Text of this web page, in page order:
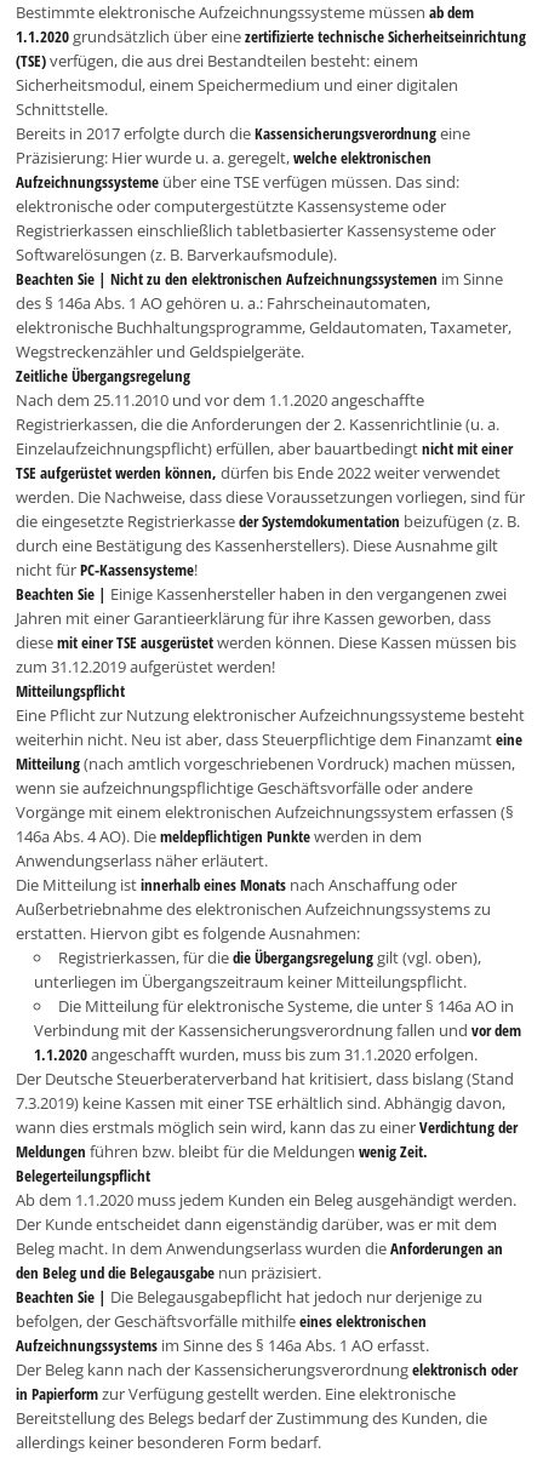
Bestimmte elektronische Aufzeichnungssysteme müssenab dem
1.1.2020grundsätzlich über einezertifizierte technische Sicherheitseinrichtung
(TSE)verfügen, die aus drei Bestandteilen besteht: einem
Sicherheitsmodul, einem Speichermedium und einer digitalen
Schnittstelle.
Bereits in 2017 erfolgte durch dieKassensicherungsverordnungeine
Präzisierung: Hier wurde u. a. geregelt,welche elektronischen
Aufzeichnungssysteme über eine TSE verfügen müssen. Das sind:
elektronische oder computergestützte Kassensysteme oder
Registrierkassen einschließlich tabletbasierter Kassensysteme oder
Softwarelösungen (z. B. Barverkaufsmodule).
Beachten Sie |Nicht zu den elektronischen Aufzeichnungssystemen im Sinne
des § 146a Abs. 1 AO gehören u. a.: Fahrscheinautomaten,
elektronische Buchhaltungsprogramme, Geldautomaten, Taxameter,
Wegstreckenzähler und Geldspielgeräte.
Zeitliche Übergangsregelung
Nach dem 25.11.2010 und vor dem 1.1.2020 angeschaffte
Registrierkassen, die die Anforderungen der 2. Kassenrichtlinie (u. a.
Einzelaufzeichnungspflicht) erfüllen, aber bauartbedingtnicht mit einer
TSE aufgerüstet werden können,dürfen bis Ende 2022 weiter verwendet
werden. Die Nachweise, dass diese Voraussetzungen vorliegen, sind für
die eingesetzte Registrierkasseder Systemdokumentation beizufügen (z. B.
durch eine Bestätigung des Kassenherstellers). Diese Ausnahme gilt
nicht fürPC-Kassensysteme!
Beachten Sie | Einige Kassenhersteller haben in den vergangenen zwei
Jahren mit einer Garantieerklärung für ihre Kassen geworben, dass
diesemit einer TSE ausgerüstetwerden können. Diese Kassen müssen bis
zum 31.12.2019 aufgerüstet werden!
Mitteilungspflicht
Eine Pflicht zur Nutzung elektronischer Aufzeichnungssysteme besteht
weiterhin nicht. Neu ist aber, dass Steuerpflichtige dem Finanzamteine
Mitteilung(nach amtlich vorgeschriebenen Vordruck) machen müssen,
wenn sie aufzeichnungspflichtige Geschäftsvorfälle oder andere
Vorgänge mit einem elektronischen Aufzeichnungssystem erfassen (§
146a Abs. 4 AO). Diemeldepflichtigen Punktewerden in dem
Anwendungserlass näher erläutert.
Die Mitteilung istinnerhalb eines Monats nach Anschaffung oder
Außerbetriebnahme des elektronischen Aufzeichnungssystems zu
erstatten. Hiervon gibt es folgende Ausnahmen:
Registrierkassen, für diedie Übergangsregelunggilt (vgl. oben),
unterliegen im Übergangszeitraum keiner Mitteilungspflicht.
Die Mitteilung für elektronische Systeme, die unter § 146a AO in
Verbindung mit der Kassensicherungsverordnung fallen undvor dem
1.1.2020angeschafft wurden, muss bis zum 31.1.2020 erfolgen.
Der Deutsche Steuerberaterverband hat kritisiert, dass bislang (Stand
7.3.2019) keine Kassen mit einer TSE erhältlich sind. Abhängig davon,
wann dies erstmals möglich sein wird, kann das zu einerVerdichtung der
Meldungen führen bzw. bleibt für die Meldungenwenig Zeit.
Belegerteilungspflicht
Ab dem 1.1.2020 muss jedem Kunden ein Beleg ausgehändigt werden.
Der Kunde entscheidet dann eigenständig darüber, was er mit dem
Beleg macht. In dem Anwendungserlass wurden dieAnforderungen an
den Beleg und die Belegausgabe nun präzisiert.
Beachten Sie | Die Belegausgabepflicht hat jedoch nur derjenige zu
befolgen, der Geschäftsvorfälle mithilfeeines elektronischen
Aufzeichnungssystems im Sinne des § 146a Abs. 1 AO erfasst.
Der Beleg kann nach der Kassensicherungsverordnungelektronisch oder
in Papierformzur Verfügung gestellt werden. Eine elektronische
Bereitstellung des Belegs bedarf der Zustimmung des Kunden, die
allerdings keiner besonderen Form bedarf.